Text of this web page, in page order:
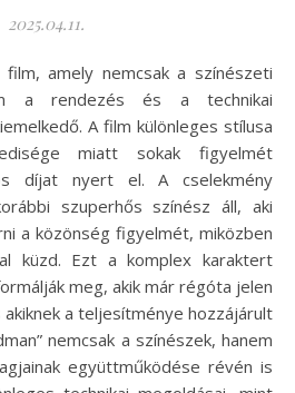
2025.04.11.
a rendezés és a technikai
A film különleges stílusa
miatt sokak figyelmét
díjat nyert el. A cselekmény
szuperhős színész áll, aki
a közönség figyelmét, miközben
küzd. Ezt a komplex karaktert
meg, akik már régóta jelen
akiknek a teljesítménye hozzájárult
nemcsak a színészek, hanem
együttműködése révén is